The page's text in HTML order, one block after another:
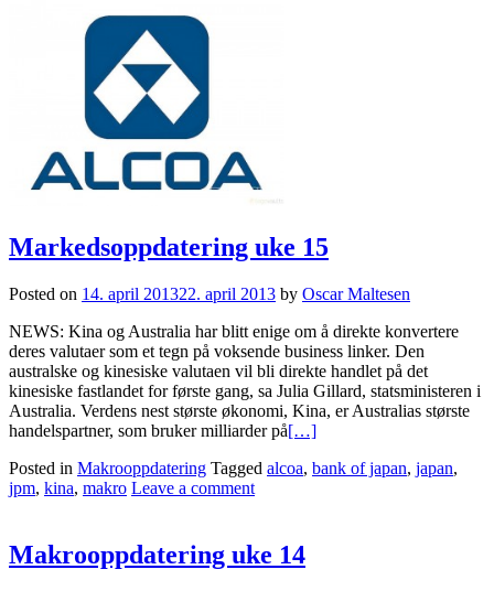
Markedsoppdatering uke 15
Posted on 14. april 201322. april 2013 by Oscar Maltesen
NEWS: Kina og Australia har blitt enige om å direkte konvertere
deres valutaer som et tegn på voksende business linker. Den
australske og kinesiske valutaen vil bli direkte handlet på det
kinesiske fastlandet for første gang, sa Julia Gillard, statsministeren i
Australia. Verdens nest største økonomi, Kina, er Australias største
handelspartner, som bruker milliarder på[…]
Posted in Makrooppdatering Tagged alcoa, bank of japan, japan,
jpm, kina, makro Leave a comment
Makrooppdatering uke 14